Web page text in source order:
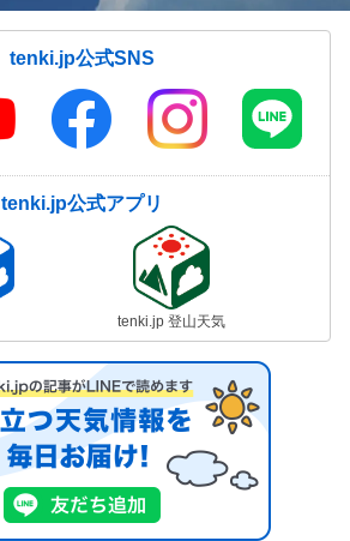
tenki.jp公式SNS
tenki.jp公式アプリ
tenki.jp 登山天気